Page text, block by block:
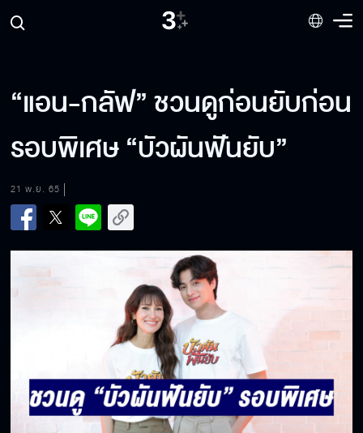
“แอน-กลัฟ” ชวนดูก่อนยับก่อน
รอบพิเศษ “บัวผันฟันยับ”
21 พ.ย. 65